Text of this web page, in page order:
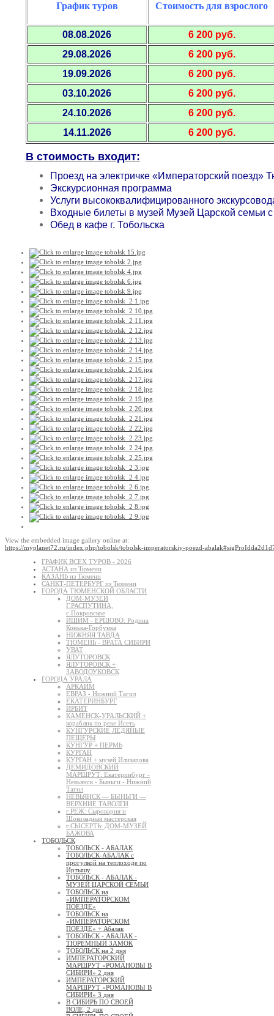
График туров Стоимость для взрослого
08.08.2026
6 200 руб.
29.08.2026
6 200 руб.
19.09.2026
6 200 руб.
03.10.2026
6 200 руб.
24.10.2026
6 200 руб.
14.11.2026
6 200 руб.
В стоимость входит:
Проезд на электричке «Императорский поезд»
Экскурсионная программа
Услуги высококвалифицированного
Входные билеты в музей Музей Царской семьи с
Обед в кафе г. Тобольска
View the embedded image gallery online at:
https://myplanet72.ru/index.php/tobolsk/tobolsk-imperatorskiy-poezd-
ГРАФИК ВСЕХ ТУРОВ - 2026
АСТАНА из Тюмени
КАЗАНЬ из Тюмени
САНКТ-ПЕТЕРБУРГ из Тюмени
ГОРОДА ТЮМЕНСКОЙ ОБЛАСТИ
ДОМ-МУЗЕЙ
Г.РАСПУТИНА,
с.Покровское
ИШИМ - ЕРШОВО: Родина
Конька-Горбунка
НИЖНЯЯ ТАВДА
ТЮМЕНЬ - ВРАТА СИБИРИ
УВАТ
ЯЛУТОРОВСК
ЯЛУТОРОВСК +
ЗАВОДОУКОВСК
ГОРОДА УРАЛА
АРКАИМ
ЕВРАЗ - Нижний Тагил
ЕКАТЕРИНБУРГ
ИРБИТ
КАМЕНСК-УРАЛЬСКИЙ +
кораблик по реке Исеть
КУНГУРСКИЕ ЛЕДЯНЫЕ
ПЕЩЕРЫ
КУНГУР + ПЕРМЬ
КУРГАН
КУРГАН + музей Илизарова
ДЕМИДОВСКИЙ
МАРШРУТ: Екатеринбург -
Невьянск - Быньги - Нижний
Тагил
НЕВЬЯНСК — БЫНЬГИ —
ВЕРХНИЕ ТАВОЛГИ
г.РЕЖ: Сыроварня и
Шоколадная мастерская
г.СЫСЕРТЬ: ДОМ-МУЗЕЙ
БАЖОВА
ТОБОЛЬСК
ТОБОЛЬСК - АБАЛАК
ТОБОЛЬСК-АБАЛАК с
прогулкой на теплоходе по
Иртышу
ТОБОЛЬСК - АБАЛАК -
МУЗЕЙ ЦАРСКОЙ СЕМЬИ
ТОБОЛЬСК на
«ИМПЕРАТОРСКОМ
ПОЕЗДЕ»
ТОБОЛЬСК на
«ИМПЕРАТОРСКОМ
ПОЕЗДЕ» + Абалак
ТОБОЛЬСК - АБАЛАК -
ТЮРЕМНЫЙ ЗАМОК
ТОБОЛЬСК на 2 дня
ИМПЕРАТОРСКИЙ
МАРШРУТ «РОМАНОВЫ В
СИБИРИ» 2 дня
ИМПЕРАТОРСКИЙ
МАРШРУТ «РОМАНОВЫ В
СИБИРИ» 3 дня
В СИБИРЬ ПО СВОЕЙ
ВОЛЕ, 2 дня